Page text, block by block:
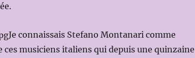
Je connaissais Stefano Montanari comme
musiciens italiens qui depuis une quinzaine